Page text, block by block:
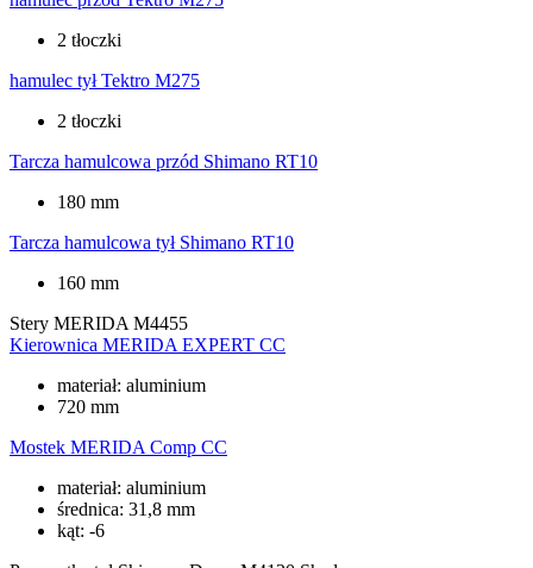
2 tłoczki
hamulec tył Tektro M275
2 tłoczki
Tarcza hamulcowa przód Shimano RT10
180 mm
Tarcza hamulcowa tył Shimano RT10
160 mm
Stery MERIDA M4455
Kierownica MERIDA EXPERT CC
materiał: aluminium
720 mm
Mostek MERIDA Comp CC
materiał: aluminium
średnica: 31,8 mm
kąt: -6